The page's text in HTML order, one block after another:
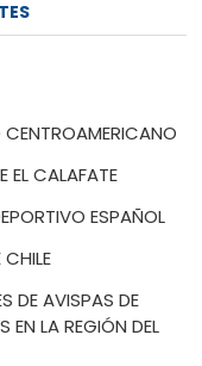
CENTROAMERICANO
EL CALAFATE
ESPAÑOL
DE AVISPAS DE
EN LA REGIÓN DEL